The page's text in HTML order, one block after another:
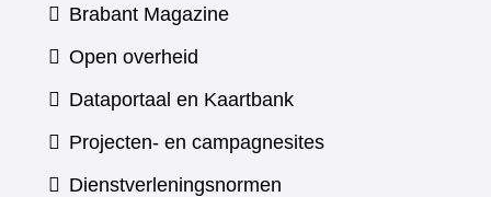
Brabant Magazine(verwijst
andere
website)
Open overheid
Dataportaal en Kaartbank(verwijst
naar
Projecten- en campagnesites
Dienstverleningsnormen